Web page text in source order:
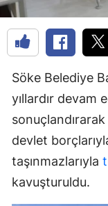
Söke Belediye
yıllardır devam
devlet
taşınmazlarıyla
kavuşturuldu.